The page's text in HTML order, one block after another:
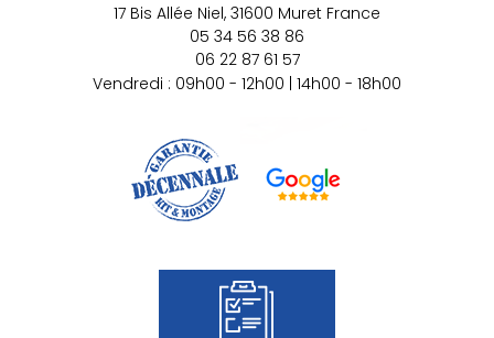
17 Bis Allée Niel, 31600 Muret France
05 34 56 38 86
06 22 87 61 57
Vendredi : 09h00 - 12h00 | 14h00 - 18h00